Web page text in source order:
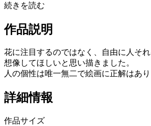
続きを読む
作品説明
花に注目するのではなく、自由に人そ
想像してほしいと思い描きました。
人の個性は唯一無二で絵画に正解はあり
詳細情報
作品サイズ